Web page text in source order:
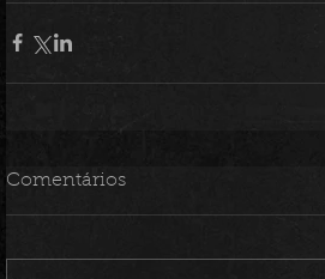
Comentários